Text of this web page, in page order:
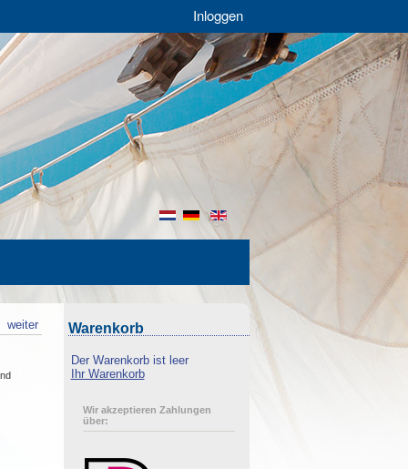
Inloggen
en
de
nl
weiter Warenkorb
Der Warenkorb ist leer
Ihr Warenkorb
Wir akzeptieren Zahlungen
über: